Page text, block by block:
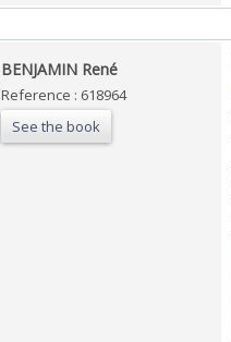
‎BENJAMIN René‎
Reference : 618964
See the book